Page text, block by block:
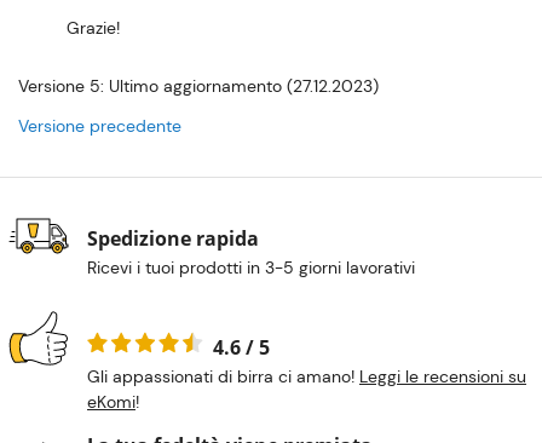
Grazie!
Versione 5: Ultimo aggiornamento (27.12.2023)
Versione precedente
Spedizione rapida
Ricevi i tuoi prodotti in 3-5 giorni lavorativi
4.6 / 5
Gli appassionati di birra ci amano! Leggi le recensioni su
eKomi!